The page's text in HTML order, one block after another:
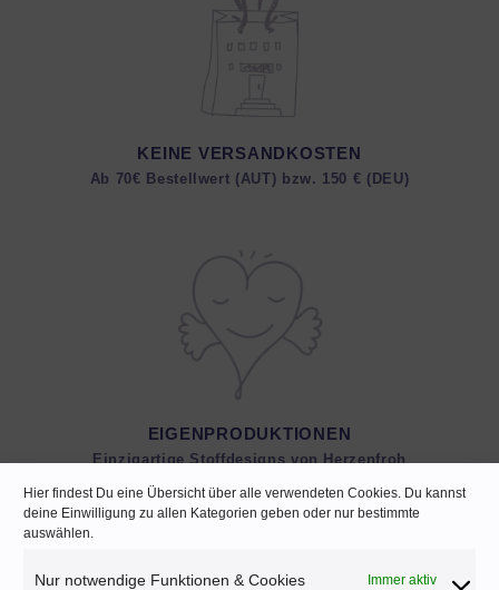
Hier findest Du eine Übersicht über alle verwendeten Cookies. Du kannst
deine Einwilligung zu allen Kategorien geben oder nur bestimmte
auswählen.
Nur notwendige Funktionen & Cookies Immer aktiv
KEINE VERSANDKOSTEN
Ab 70€ Bestellwert (AUT) bzw. 150 € (DEU)
EIGENPRODUKTIONEN
Einzigartige Stoffdesigns von Herzenfroh